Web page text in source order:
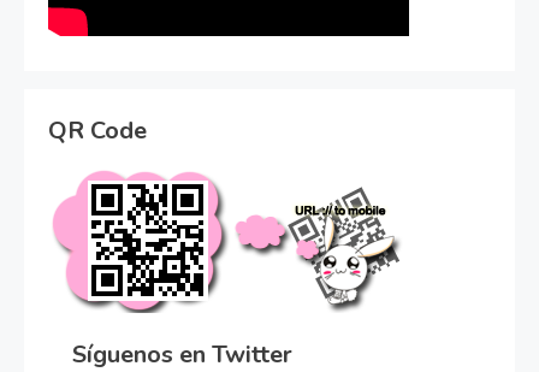
QR Code
Síguenos en Twitter